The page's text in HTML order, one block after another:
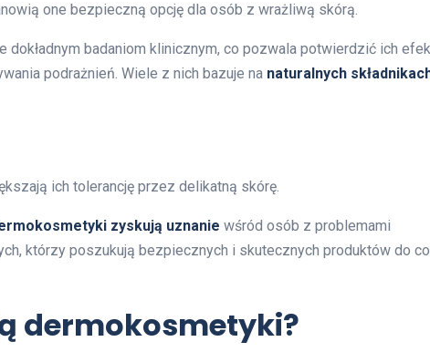
one bezpieczną opcję dla osób z wrażliwą skórą.
dokładnym badaniom klinicznym, co pozwala potwierdzić ich
podrażnień. Wiele z nich bazuje na naturalnych
ich tolerancję przez delikatną skórę.
zyskują uznanie wśród osób z problemami
którzy poszukują bezpiecznych i skutecznych produktów do
dermokosmetyki?